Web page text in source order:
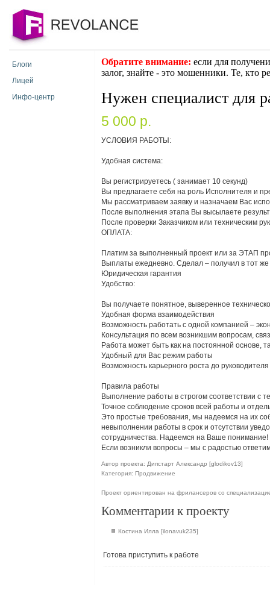
Блоги
Лицей
Инфо-центр
Обратите внимание: если для
залог, знайте - это мошенники. Те, кто
Нужен специалист для
5 000 p.
УСЛОВИЯ РАБОТЫ:
Удобная система:
Вы регистрируетесь ( занимает 10 секунд)
Вы предлагаете себя на роль Исполнителя и
Мы рассматриваем заявку и назначаем Вас
После выполнения этапа Вы высылаете
После проверки Заказчиком или техническим
ОПЛАТА:
Платим за выполненный проект или за ЭТАП
Выплаты ежедневно. Сделал – получил в тот же
Юридическая гарантия
Удобство:
Вы получаете понятное, выверенное
Удобная форма взаимодействия
Возможность работать с одной компанией –
Консультация по всем возникшим вопросам,
Работа может быть как на постоянной основе,
Удобный для Вас режим работы
Возможность карьерного роста до
Правила работы
Выполнение работы в строгом соответствии с
Точное соблюдение сроков всей работы и
Это простые требования, мы надеемся на их
невыполнении работы в срок и отсутствии
сотрудничества. Надеемся на Ваше понимание!
Если возникли вопросы – мы с радостью
Автор проекта: Дипстарт Александр [glodikov13]
Категория: Продвижение
Проект ориентирован на фрилансеров со
Комментарии к проекту
Костина Илла [ilonavuk235]
Готова приступить к работе